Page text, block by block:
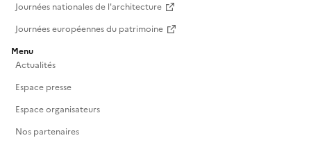
Journées nationales de l'architecture
Journées européennes du patrimoine
Menu
Actualités
Espace presse
Espace organisateurs
Nos partenaires